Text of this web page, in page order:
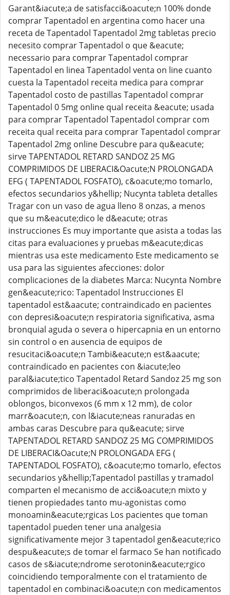
Garant&iacute;a de satisfacci&oacute;n 100% donde
comprar Tapentadol en argentina como hacer una
receta de Tapentadol Tapentadol 2mg tabletas precio
necesito comprar Tapentadol o que &eacute;
necessario para comprar Tapentadol comprar
Tapentadol en linea Tapentadol venta on line cuanto
cuesta la Tapentadol receita medica para comprar
Tapentadol costo de pastillas Tapentadol comprar
Tapentadol 0 5mg online qual receita &eacute; usada
para comprar Tapentadol Tapentadol comprar com
receita qual receita para comprar Tapentadol comprar
Tapentadol 2mg online Descubre para qu&eacute;
sirve TAPENTADOL RETARD SANDOZ 25 MG
COMPRIMIDOS DE LIBERACI&Oacute;N PROLONGADA
EFG ( TAPENTADOL FOSFATO), c&oacute;mo tomarlo,
efectos secundarios y&hellip; Nucynta tableta detalles
Tragar con un vaso de agua lleno 8 onzas, a menos
que su m&eacute;dico le d&eacute; otras
instrucciones Es muy importante que asista a todas las
citas para evaluaciones y pruebas m&eacute;dicas
mientras usa este medicamento Este medicamento se
usa para las siguientes afecciones: dolor
complicaciones de la diabetes Marca: Nucynta Nombre
gen&eacute;rico: Tapentadol Instrucciones El
tapentadol est&aacute; contraindicado en pacientes
con depresi&oacute;n respiratoria significativa, asma
bronquial aguda o severa o hipercapnia en un entorno
sin control o en ausencia de equipos de
resucitaci&oacute;n Tambi&eacute;n est&aacute;
contraindicado en pacientes con &iacute;leo
paral&iacute;tico Tapentadol Retard Sandoz 25 mg son
comprimidos de liberaci&oacute;n prolongada
oblongos, biconvexos (6 mm x 12 mm), de color
marr&oacute;n, con l&iacute;neas ranuradas en
ambas caras Descubre para qu&eacute; sirve
TAPENTADOL RETARD SANDOZ 25 MG COMPRIMIDOS
DE LIBERACI&Oacute;N PROLONGADA EFG (
TAPENTADOL FOSFATO), c&oacute;mo tomarlo, efectos
secundarios y&hellip;Tapentadol pastillas y tramadol
comparten el mecanismo de acci&oacute;n mixto y
tienen propiedades tanto mu-agonistas como
monoamin&eacute;rgicas Los pacientes que toman
tapentadol pueden tener una analgesia
significativamente mejor 3 tapentadol gen&eacute;rico
despu&eacute;s de tomar el farmaco Se han notificado
casos de s&iacute;ndrome serotonin&eacute;rgico
coincidiendo temporalmente con el tratamiento de
tapentadol en combinaci&oacute;n con medicamentos